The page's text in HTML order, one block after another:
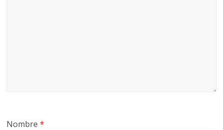
Nombre*